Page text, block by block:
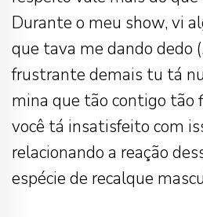
Durante o meu show, vi
que tava me dando dedo
frustrante demais tu tá
mina que tão contigo tão
você tá insatisfeito com
relacionando a reação
espécie de recalque